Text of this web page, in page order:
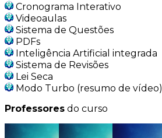
Cronograma Interativo
Videoaulas
Sistema de Questões
PDFs
Inteligência Artificial integrada
Sistema de Revisões
Lei Seca
Modo Turbo (resumo de vídeo)
Professores do curso